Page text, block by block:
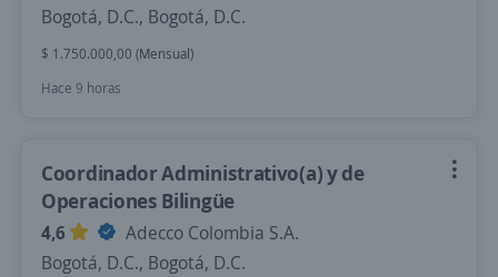
Bogotá, D.C., Bogotá, D.C.
$ 1.750.000,00 (Mensual)
Hace 9 horas
Coordinador Administrativo(a) y de
Operaciones Bilingüe
4,6
Adecco Colombia S.A.
Bogotá, D.C., Bogotá, D.C.